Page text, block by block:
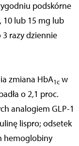
podskórne
10 lub 15 mg lub
razy dziennie
zmiana HbA1cw
o 2,1 proc.
analogiem GLP-1
lispro; odsetek
hemoglobiny